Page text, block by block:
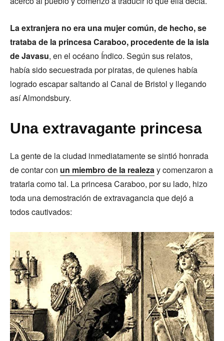
La extranjera no era una mujer común, de hecho, se
trataba de la princesa Caraboo, procedente de la isla
de Javasu, en el océano Índico. Según sus relatos,
había sido secuestrada por piratas, de quienes había
logrado escapar saltando al Canal de Bristol y llegando
así Almondsbury.
Una extravagante princesa
La gente de la ciudad inmediatamente se sintió honrada
de contar con un miembro de la realezay comenzaron a
tratarla como tal. La princesa Caraboo, por su lado, hizo
toda una demostración de extravagancia que dejó a
todos cautivados: